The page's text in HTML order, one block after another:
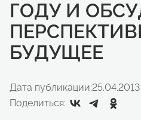
ГОДУ И
БУДУЩЕЕ
Дата публикации:25.04.2013
Поделиться: